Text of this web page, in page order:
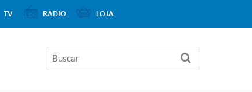
TV RÁDIO LOJA